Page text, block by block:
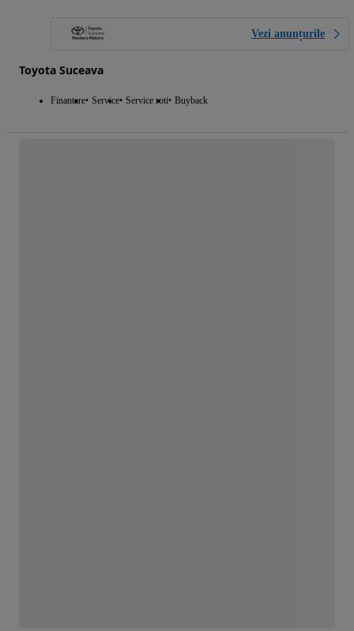
Vezi anunțurile
Toyota Suceava
Finantare Service Service roti Buyback